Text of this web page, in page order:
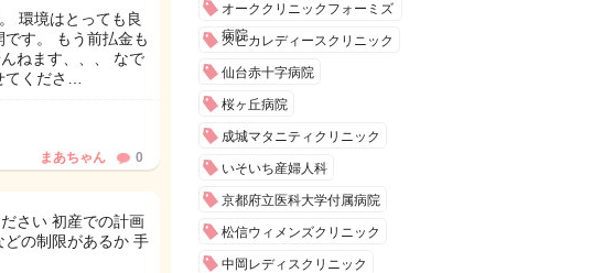
環境はとっても良
す。 もう前払金も
ねます、、、 なで
てくださ…
まあちゃん 0
さい 初産での計画
の制限があるか 手
オーククリニックフォーミズ
病院
スピカレディースクリニック
仙台赤十字病院
桜ヶ丘病院
成城マタニティクリニック
いそいち産婦人科
京都府立医科大学付属病院
松信ウィメンズクリニック
中岡レディスクリニック